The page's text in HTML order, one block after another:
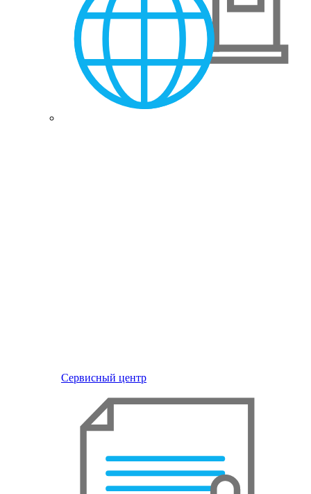
Сервисный центр